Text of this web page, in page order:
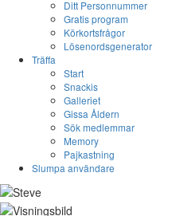
Ditt Personnummer
Gratis program
Körkortsfrågor
Lösenordsgenerator
Träffa
Start
Snackis
Galleriet
Gissa Åldern
Sök medlemmar
Memory
Pajkastning
Slumpa användare